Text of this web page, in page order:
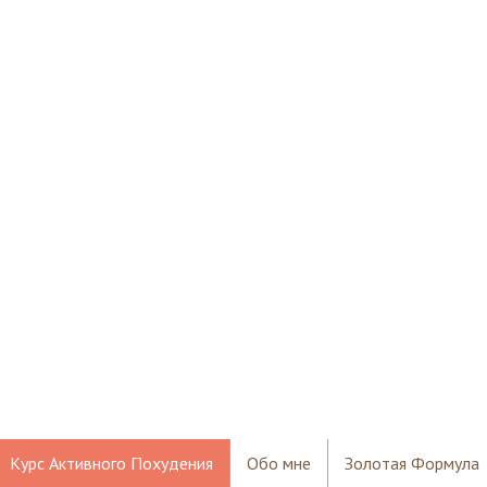
Курс Активного Похудения Обо мне Золотая Формула